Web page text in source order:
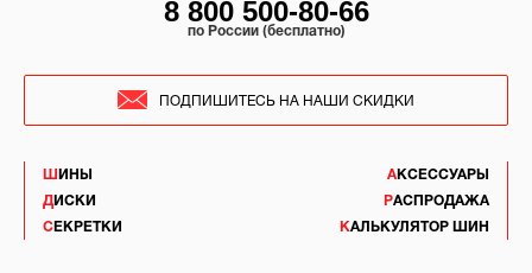
ШИНЫ
ДИСКИ
СЕКРЕТКИ
АКСЕССУАРЫ
РАСПРОДАЖА
КАЛЬКУЛЯТОР ШИН
8 800 500-80-66
по России (бесплатно)
ПОДПИШИТЕСЬ НА НАШИ СКИДКИ